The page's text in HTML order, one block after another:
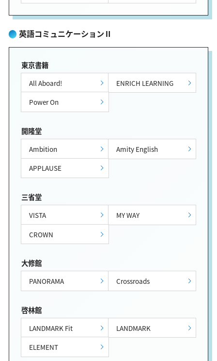
英語コミュニケーションⅡ
東京書籍
All Aboard!
ENRICH LEARNING
Power On
開隆堂
Ambition
Amity English
APPLAUSE
三省堂
VISTA
MY WAY
CROWN
大修館
PANORAMA Crossroads
啓林館
LANDMARK Fit
LANDMARK
ELEMENT